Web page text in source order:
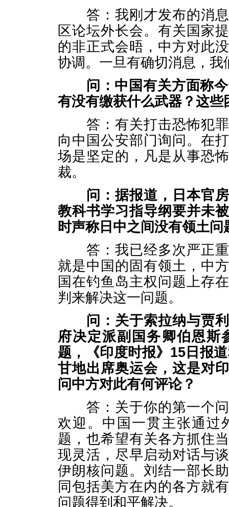
答：我刚才发布的消息
区论坛外长会。有关国家
的非正式会晤，中方对此
协调。一旦有确切消息，
问：中国有关方面称
有没有缴获什么武器？这些
答：有关打击恐怖犯罪
向中国公安部门询问。在
场是坚定的，凡是从事恐
裁。
问：据报道，日本官
教科书学习指导纲要并未
时声称日中之间没有领土
答：我已经多次严正重
就是中国的固有领土，中
国在钓鱼岛主权问题上存
判来解决这一问题。
问：关于索拉纳与贾
府决定派副国务卿伯恩斯
题，《印度时报》 15日报
甘地出席奥运会，这是对
问中方对此有何评论？
答：关于你的第一个问
欢迎。中国一贯主张通过
题，也希望有关各方抓住
现灵活，尽早启动对话与
伊朗核问题。刘结一部长
同包括美方在内的各方就
问题得到和平解决。